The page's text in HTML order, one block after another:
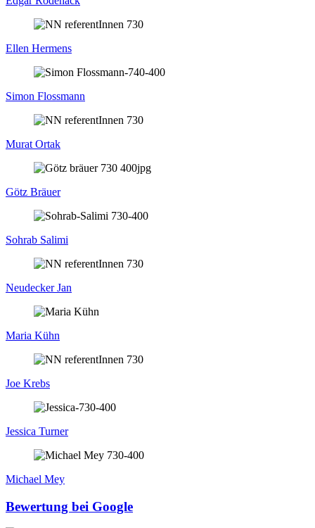
Ellen Hermens
Simon Flossmann
Murat Ortak
Götz Bräuer
Sohrab Salimi
Neudecker Jan
Maria Kühn
Joe Krebs
Jessica Turner
Michael Mey
Bewertung bei Google